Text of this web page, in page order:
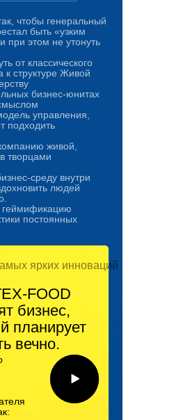
чтобы генеральный
быть «узким
при этом не утонуть
от классического
к структуре Живой
бизнес-юнитах
управления,
подходить
живой,
творцами
среду внутри
людей
геймификацию
постоянных
ярких инноваций
FOOD
бизнес,
планирует
вечно.